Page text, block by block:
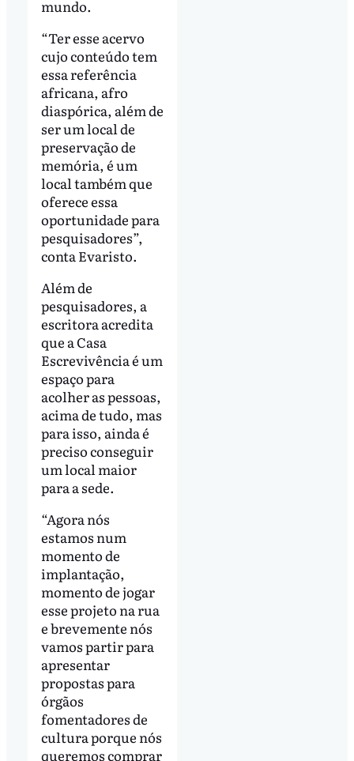
mundo.
“Ter esse acervo
cujo conteúdo tem
essa referência
africana, afro
diaspórica, além de
ser um local de
preservação de
memória, é um
local também que
oferece essa
oportunidade para
pesquisadores”,
conta Evaristo.
Além de
pesquisadores, a
escritora acredita
que a Casa
Escrevivência é um
espaço para
acolher as pessoas,
acima de tudo, mas
para isso, ainda é
preciso conseguir
um local maior
para a sede.
“Agora nós
estamos num
momento de
implantação,
momento de jogar
esse projeto na rua
e brevemente nós
vamos partir para
apresentar
propostas para
órgãos
fomentadores de
cultura porque nós
queremos comprar